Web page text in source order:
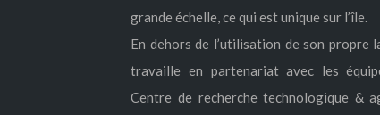
grande échelle, ce qui est unique sur l’île.
En dehors de l’utilisation de son propre
travaille en partenariat avec les
Centre de recherche technologique &